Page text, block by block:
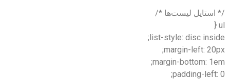
/* استایل لیست‌ها */
ul {
list-style: disc inside;
margin-left: 20px;
margin-bottom: 1em;
padding-left: 0;